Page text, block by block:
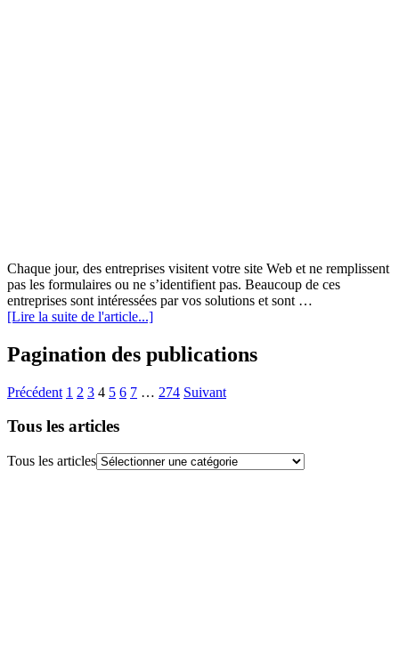
Chaque jour, des entreprises visitent votre site Web et ne remplissent
pas les formulaires ou ne s’identifient pas. Beaucoup de ces
entreprises sont intéressées par vos solutions et sont …
[Lire la suite de l'article...]
Pagination des publications
Précédent 1 2 3 4 5 6 7 … 274 Suivant
Tous les articles
Tous les articles